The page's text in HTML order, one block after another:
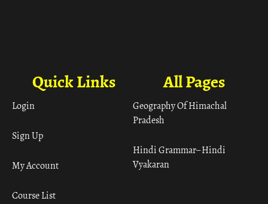
All Pages
Geography Of Himachal
Pradesh
Hindi Grammar– Hindi
Vyakaran
Quick Links
Login
Sign Up
My Account
Course List